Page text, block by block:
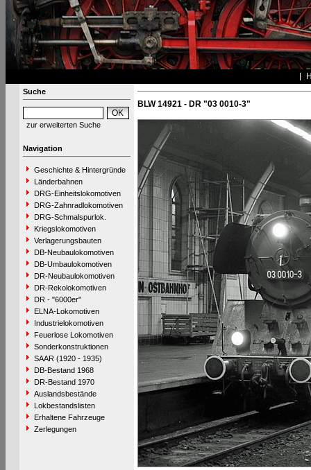
Suche
zur erweiterten Suche
Navigation
Geschichte & Hintergründe
Länderbahnen
DRG-Einheitslokomotiven
DRG-Zahnradlokomotiven
DRG-Schmalspurlok.
Kriegslokomotiven
Verlagerungsbauten
DB-Neubaulokomotiven
DB-Umbaulokomotiven
DR-Neubaulokomotiven
DR-Rekolokomotiven
DR - "6000er"
ELNA-Lokomotiven
Industrielokomotiven
Feuerlose Lokomotiven
Sonderkonstruktionen
SAAR (1920 - 1935)
DB-Bestand 1968
DR-Bestand 1970
Auslandsbestände
Lokbestandslisten
Erhaltene Fahrzeuge
Zerlegungen
BLW 14921 - DR "03 0010-3"